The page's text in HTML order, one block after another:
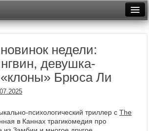
Неделя
Месяц
Фототоп
недели:
девушка-
Брюса Ли
психологический триллер с The
в Каннах трагикомедия про